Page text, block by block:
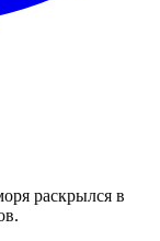
раскрылся в